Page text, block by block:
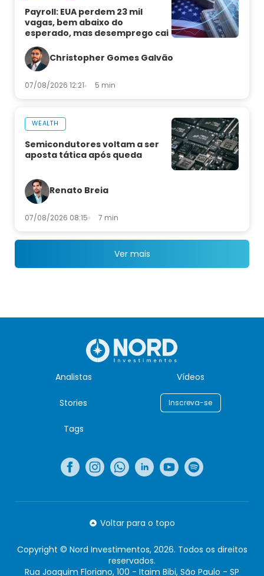
Payroll: EUA perdem 23 mil
vagas, bem abaixo do
esperado, mas desemprego cai
Christopher Gomes Galvão
07/08/2026 12:21 5 min
WEALTH
Semicondutores voltam a ser
aposta tática após queda
Renato Breia
07/08/2026 08:15 7 min
Ver mais
Analistas Vídeos
Stories Inscreva-se
Tags
Voltar para o topo
Copyright © Nord Investimentos, 2026. Todos os direitos
reservados.
Rua Joaquim Floriano, 100 - Itaim Bibi, São Paulo - SP